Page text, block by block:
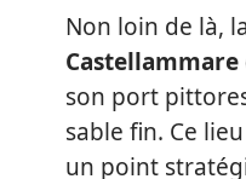
Non loin de là,
Castellammare
son port
sable fin. Ce
un point